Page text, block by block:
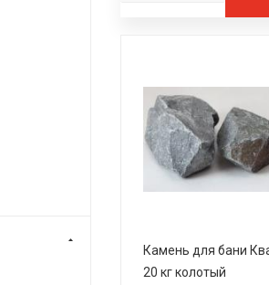
Камень для бани
20 кг колотый